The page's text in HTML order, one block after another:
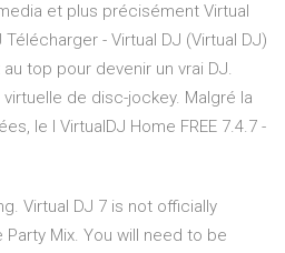
et plus précisément Virtual
- Virtual DJ (Virtual DJ)
top pour devenir un vrai DJ.
de disc-jockey. Malgré la
le l VirtualDJ Home FREE 7.4.7 -
Virtual DJ 7 is not officially
Mix. You will need to be